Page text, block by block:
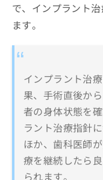
で、インプラント
ます。
インプラント治
果、手術直後か
者の身体状態を
ラント治療指針
ほか、歯科医師
療を継続したら
られます。